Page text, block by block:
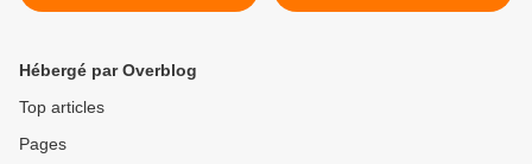
Hébergé par Overblog
Top articles
Pages